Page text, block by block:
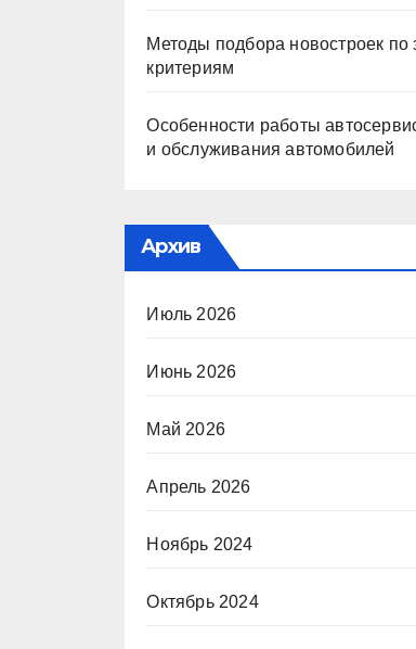
Методы подбора новостроек по
критериям
Особенности работы
и обслуживания автомобилей
Архив
Июль 2026
Июнь 2026
Май 2026
Апрель 2026
Ноябрь 2024
Октябрь 2024